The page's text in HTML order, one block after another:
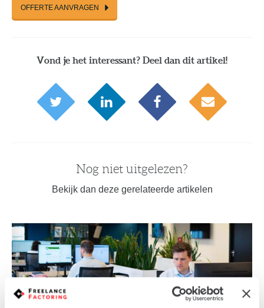
OFFERTE AANVRAGEN
Vond je het interessant? Deel dan dit artikel!
Twitter LinkedIn Facebook E
-
m
a
i
l
Nog niet uitgelezen?
Bekijk dan deze gerelateerde artikelen